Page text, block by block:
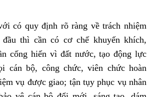
có quy định rõ ràng về trách nhiệm
thì cần có cơ chế khuyến khích,
cống hiến vì đất nước, tạo động lực
cán bộ, công chức, viên chức hoàn
vụ được giao; tận tụy phục vụ nhân